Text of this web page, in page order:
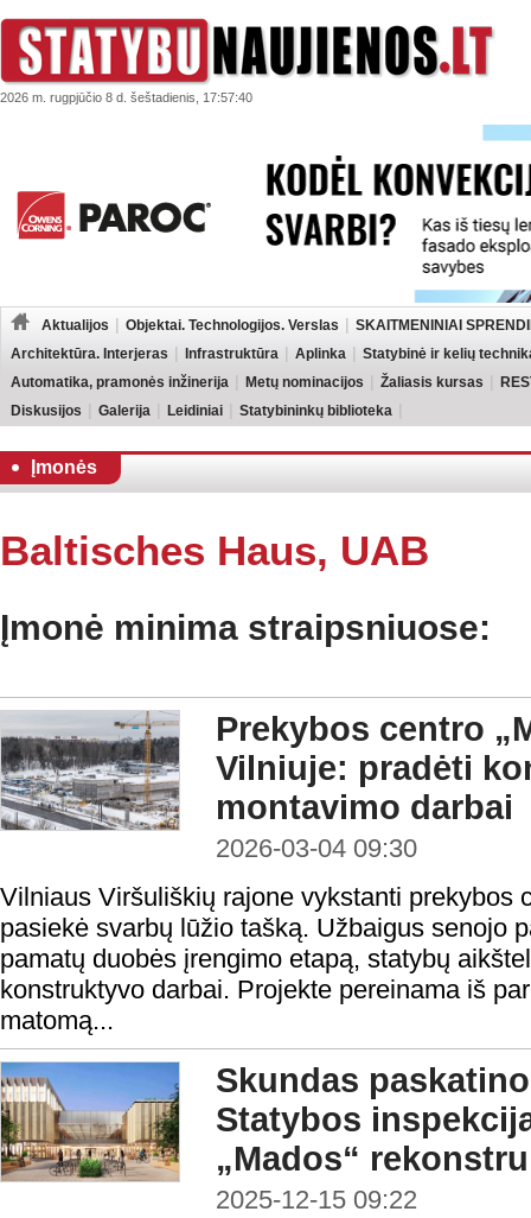
2026 m. rugpjūčio 8 d. šeštadienis, 17:57:40
Aktualijos Objektai. Technologijos. Verslas
SKAITMENINIAI
Architektūra. Interjeras
Infrastruktūra Aplinka
Statybinė ir kelių
Automatika, pramonės inžinerija
Metų nominacijos Žaliasis kursas
Diskusijos
Galerija Leidiniai Statybininkų biblioteka
Įmonės
Baltisches Haus, UAB
Įmonė minima straipsniuose:
Prekybos centro
Vilniuje: pradėti
montavimo darbai
2026-03-04 09:30
Vilniaus Viršuliškių rajone vykstanti prekybos
pasiekė svarbų lūžio tašką. Užbaigus senojo
pamatų duobės įrengimo etapą, statybų
konstruktyvo darbai. Projekte pereinama iš
matomą...
Skundas
Statybos
„Mados“
2025-12-15 09:22